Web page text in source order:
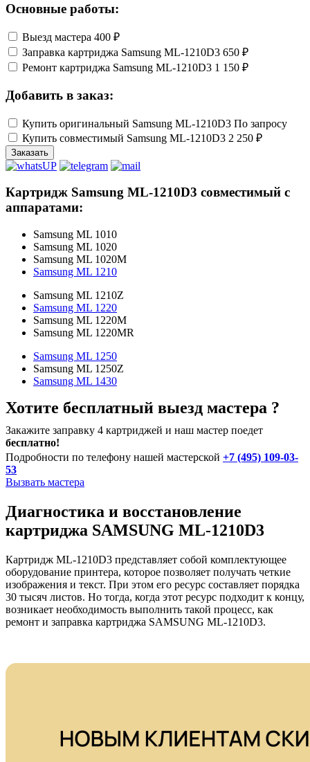
Основные работы:
Выезд мастера 400 ₽
Заправка картриджа Samsung ML-1210D3 650 ₽
Ремонт картриджа Samsung ML-1210D3 1 150 ₽
Добавить в заказ:
Купить оригинальный Samsung ML-1210D3 По запросу
Купить совместимый Samsung ML-1210D3 2 250 ₽
Заказать
Картридж Samsung ML-1210D3 совместимый с
аппаратами:
Samsung ML 1010
Samsung ML 1020
Samsung ML 1020M
Samsung ML 1210
Samsung ML 1210Z
Samsung ML 1220
Samsung ML 1220M
Samsung ML 1220MR
Samsung ML 1250
Samsung ML 1250Z
Samsung ML 1430
Хотите бесплатный выезд мастера ?
Закажите заправку 4 картриджей и наш мастер поедет
бесплатно!
Подробности по телефону нашей мастерской +7 (495) 109-03-
53
Вызвать мастера
Диагностика и восстановление
картриджа SAMSUNG ML-1210D3
Картридж ML-1210D3 представляет собой комплектующее
оборудование принтера, которое позволяет получать четкие
изображения и текст. При этом его ресурс составляет порядка
30 тысяч листов. Но тогда, когда этот ресурс подходит к концу,
возникает необходимость выполнить такой процесс, как
ремонт и заправка картриджа SAMSUNG ML-1210D3.